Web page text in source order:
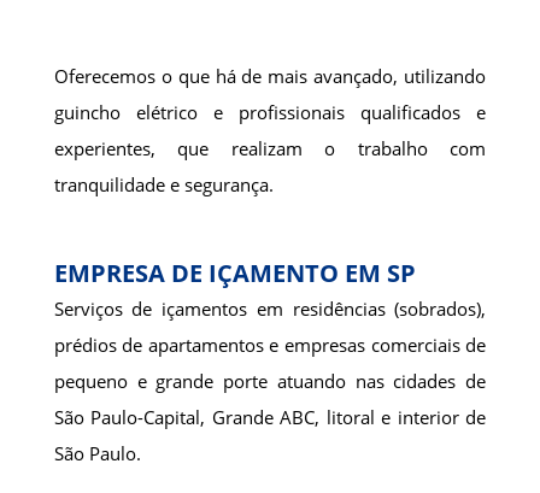
Oferecemos o que há de mais avançado, utilizando
guincho elétrico e profissionais qualificados e
experientes, que realizam o trabalho com
tranquilidade e segurança.
EMPRESA DE IÇAMENTO EM SP
Serviços de içamentos em residências (sobrados),
prédios de apartamentos e empresas comerciais de
pequeno e grande porte atuando nas cidades de
São Paulo-Capital, Grande ABC, litoral e interior de
São Paulo.